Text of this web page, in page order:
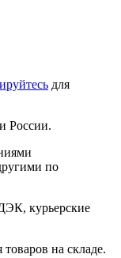
для
России.
по
курьерские
товаров на складе.